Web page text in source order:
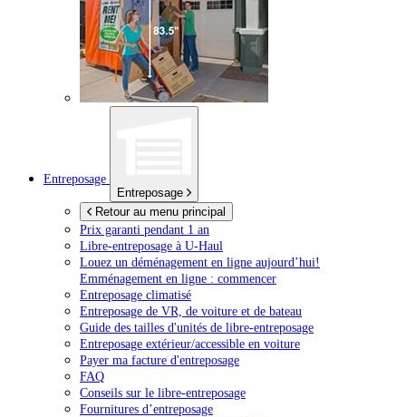
Entreposage
Entreposage
Retour au menu principal
Prix garanti pendant 1 an
Libre-entreposage à U-Haul
Louez un déménagement en ligne aujourd’hui!
Emménagement en ligne : commencer
Entreposage climatisé
Entreposage de VR, de voiture et de bateau
Guide des tailles d'unités de libre-entreposage
Entreposage extérieur/accessible en voiture
Payer ma facture d'entreposage
FAQ
Conseils sur le libre-entreposage
Fournitures d’entreposage